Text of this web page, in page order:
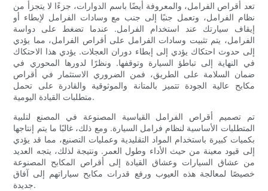
تعد أقراص الفرامل، والمعروفة أيضًا باسم الدوارات، جزءًا لا يتجزأ من
نظام الفرامل، وتعمل جنبًا إلى جنب مع وسادات الفرامل لإبطاء أو
إيقاف سيارتك عند استخدام الفرامل. عندما تضغط على دواسة
الفرامل، يتم تثبيت وسادات الفرامل على أقراص الفرامل، مما يؤدي
إلى حدوث احتكاك يؤدي إلى إبطاء دوران العجلات. يؤدي هذا الاحتكاك
في النهاية إلى تباطؤ السيارة وتوقفها. ونظرًا لدورها المحوري في
ضمان السلامة على الطريق، فمن الضروري الاستثمار في أقراص
مكابح عالية الجودة تتميز بالمتانة والموثوقية والقادرة على تحمل
متطلبات القيادة اليومية.
تم تصميم أقراص الفرامل القياسية المصنوعة في المصنع لتلبية
المتطلبات الأساسية لنظام فرامل السيارة. ومع ذلك، غالبًا ما يتم إنتاجها
بكميات كبيرة باستخدام المواد التقليدية وعمليات التصنيع، مما قد يؤدي
إلى قيود معينة من حيث الأداء وطول العمر. ونتيجة لذلك، يتجه العديد
من عشاق السيارات وعشاق القيادة إلى أقراص المكابح المصنوعة
خصيصًا لمعالجة هذه العيوب ورفع قدرات مكابح سياراتهم إلى آفاق
جديدة.